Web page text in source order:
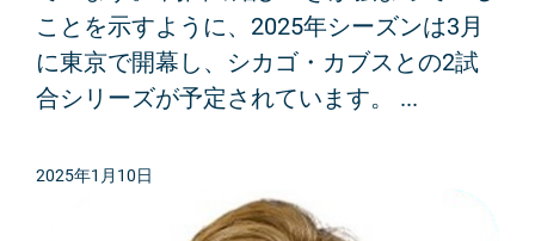
ことを示すように、2025年シーズンは3月
に東京で開幕し、シカゴ・カブスとの2試
合シリーズが予定されています。 ...
2025年1月10日